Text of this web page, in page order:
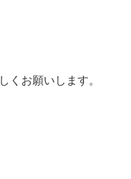
くお願いします。